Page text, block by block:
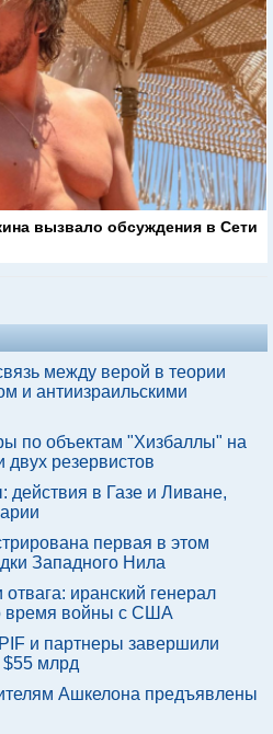
вызвало обсуждения в Сети
между верой в теории
и антиизраильскими
по объектам "Хизбаллы" на
двух резервистов
действия в Газе и Ливане,
первая в этом
Западного Нила
иранский генерал
время войны с США
и партнеры завершили
$55 млрд
Ашкелона предъявлены